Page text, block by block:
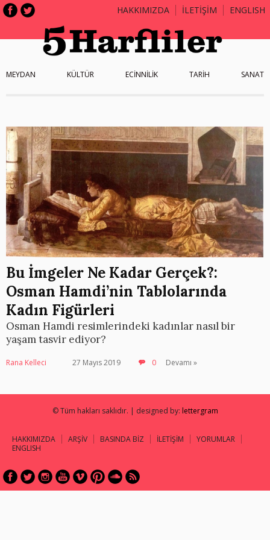
HAKKIMIZDA İLETİŞİM ENGLISH
MEYDAN KÜLTÜR ECİNNİLİK TARİH SANAT
Bu İmgeler Ne Kadar Gerçek?:
Osman Hamdi’nin Tablolarında
Kadın Figürleri
Osman Hamdi resimlerindeki kadınlar nasıl bir
yaşam tasvir ediyor?
Rana Kelleci 27 Mayıs 2019 0 Devamı »
© Tüm hakları saklıdır. | designed by: lettergram
HAKKIMIZDA ARŞİV BASINDA BİZ İLETİŞİM
YORUMLAR
ENGLISH